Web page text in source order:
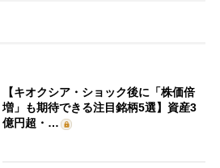
【キオクシア・ショック後に「株価倍
増」も期待できる注目銘柄5選】資産3
億円超・…